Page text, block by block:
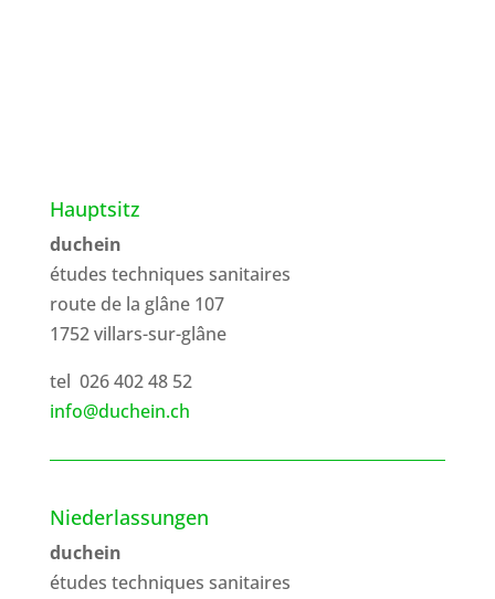
Hauptsitz
duchein
études techniques sanitaires
route de la glâne 107
1752 villars-sur-glâne
tel 026 402 48 52
info@duchein.ch
Niederlassungen
duchein
études techniques sanitaires